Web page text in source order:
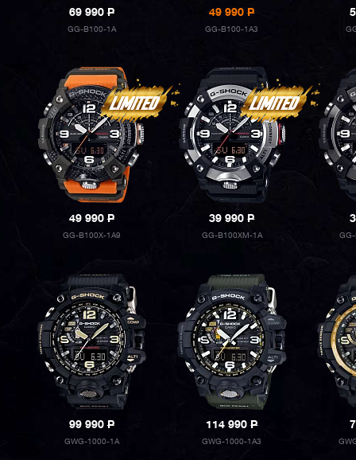
69 990P
GG-B100-1A
49 990P
GG-B100-1A3
49 990P
GG-B100X-1A9
39 990P
GG-B100XM-1A
99 990P
GWG-1000-1A
114 990P
GWG-1000-1A3